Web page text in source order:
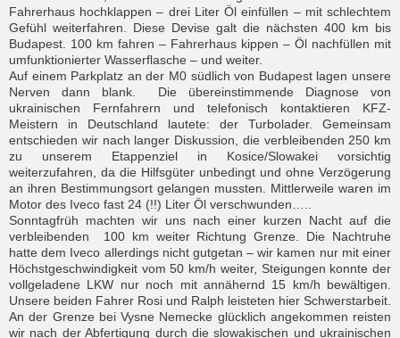
Fahrerhaus hochklappen – drei Liter Öl einfüllen – mit schlechtem
Gefühl weiterfahren. Diese Devise galt die nächsten 400 km bis
Budapest. 100 km fahren – Fahrerhaus kippen – Öl nachfüllen mit
umfunktionierter Wasserflasche – und weiter.
Auf einem Parkplatz an der M0 südlich von Budapest lagen unsere
Nerven dann blank. Die übereinstimmende Diagnose von
ukrainischen Fernfahrern und telefonisch kontaktieren KFZ-
Meistern in Deutschland lautete: der Turbolader. Gemeinsam
entschieden wir nach langer Diskussion, die verbleibenden 250 km
zu unserem Etappenziel in Kosice/Slowakei vorsichtig
weiterzufahren, da die Hilfsgüter unbedingt und ohne Verzögerung
an ihren Bestimmungsort gelangen mussten. Mittlerweile waren im
Motor des Iveco fast 24 (!!) Liter Öl verschwunden…..
Sonntagfrüh machten wir uns nach einer kurzen Nacht auf die
verbleibenden 100 km weiter Richtung Grenze. Die Nachtruhe
hatte dem Iveco allerdings nicht gutgetan – wir kamen nur mit einer
Höchstgeschwindigkeit vom 50 km/h weiter, Steigungen konnte der
vollgeladene LKW nur noch mit annähernd 15 km/h bewältigen.
Unsere beiden Fahrer Rosi und Ralph leisteten hier Schwerstarbeit.
An der Grenze bei Vysne Nemecke glücklich angekommen reisten
wir nach der Abfertigung durch die slowakischen und ukrainischen